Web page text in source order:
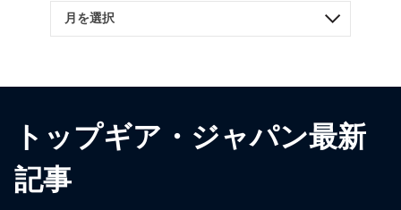
トップギア・ジャパン最新
記事